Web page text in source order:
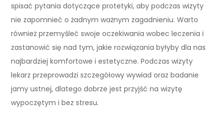
spisać pytania dotyczące protetyki, aby podczas wizyty
nie zapomnieć o żadnym ważnym zagadnieniu. Warto
również przemyśleć swoje oczekiwania wobec leczenia i
zastanowić się nad tym, jakie rozwiązania byłyby dla nas
najbardziej komfortowe i estetyczne. Podczas wizyty
lekarz przeprowadzi szczegółowy wywiad oraz badanie
jamy ustnej, dlatego dobrze jest przyjść na wizytę
wypoczętym i bez stresu.